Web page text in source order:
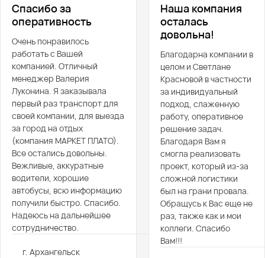
Спасибо за
оперативность
Очень понравилось
работать с Вашей
компанией. Отличный
менеджер Валерия
Луконина. Я заказывала
первый раз транспорт для
своей компании, для выезда
за город на отдых
(компания МАРКЕТ ПЛАТО).
Все остались довольны.
Вежливые, аккуратные
водители, хорошие
автобусы, всю информацию
получили быстро. Спасибо.
Надеюсь на дальнейшее
сотрудничество.
г. Архангельск
Наша компания
осталась
довольна!
Благодарна компании в
целом и Светлане
Красновой в частности
за индивидуальный
подход, слаженную
работу, оперативное
решение задач.
Благодаря Вам я
смогла реализовать
проект, который из-за
сложной логистики
был на грани провала.
Обращусь к Вас еще не
раз, также как и мои
коллеги. Спасибо
Вам!!!